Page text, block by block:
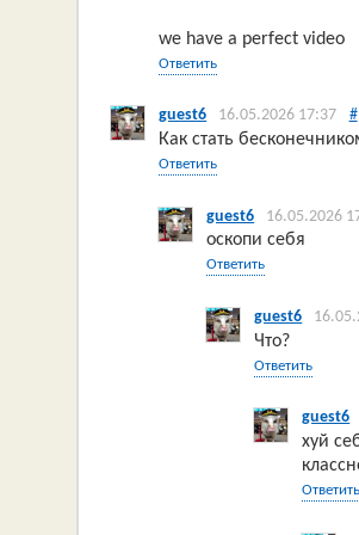
we have a perfect video
Ответить
guest6 16.05.2026 17:37 #
Как стать
Ответить
guest6 16.05.2026
оскопи себя
Ответить
guest6
Что?
Ответить
guest6
хуй
Ответить